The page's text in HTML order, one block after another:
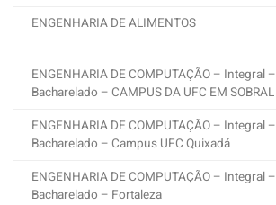
ENGENHARIA DE ALIMENTOS
ENGENHARIA DE COMPUTAÇÃO – Integral –
Bacharelado – CAMPUS DA UFC EM SOBRAL
ENGENHARIA DE COMPUTAÇÃO – Integral –
Bacharelado – Campus UFC Quixadá
ENGENHARIA DE COMPUTAÇÃO – Integral –
Bacharelado – Fortaleza